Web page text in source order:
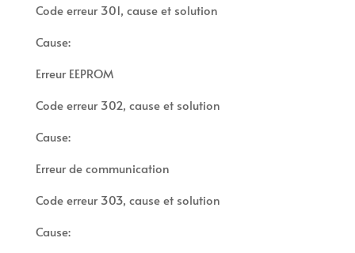
Code erreur 301, cause et solution
Cause:
Erreur EEPROM
Code erreur 302, cause et solution
Cause:
Erreur de communication
Code erreur 303, cause et solution
Cause: